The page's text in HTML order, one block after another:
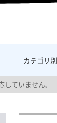
カテゴリ別
ていません。